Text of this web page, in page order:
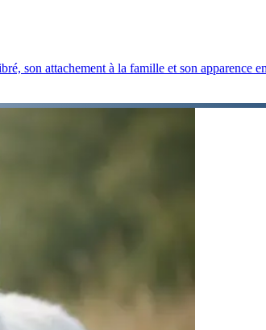
son attachement à la famille et son apparence